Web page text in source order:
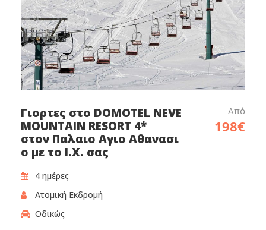
Γιορτες στο DOMOTEL NEVE
MOUNTAIN RESORT 4*
στον Παλαιο Αγιο Αθανασι
ο με το Ι.Χ. σας
Από
198€
4 ημέρες
Ατομική Εκδρομή
Οδικώς